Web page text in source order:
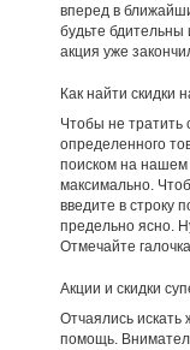
вперед в
будьте бдительны
акция уже
Как найти скидки
Чтобы не тратить
определенного
поиском на нашем
максимально.
введите в строку
предельно ясно.
Отмечайте
Акции и скидки
Отчаялись
помощь.